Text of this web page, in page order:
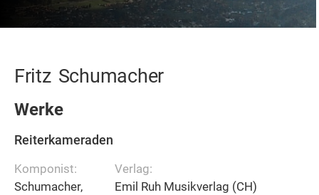
Fritz Schumacher
Werke
Reiterkameraden
Komponist:
Schumacher,
Verlag:
Emil Ruh Musikverlag (CH)